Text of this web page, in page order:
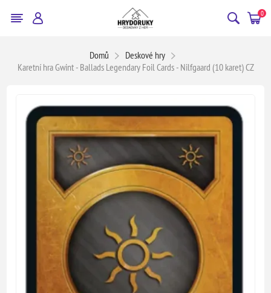
0
Domů
Deskové hry
Karetní hra Gwint - Ballads Legendary Foil Cards - Nilfgaard (10 karet) CZ